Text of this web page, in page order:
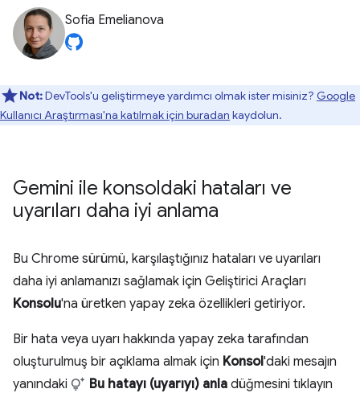
Sofia Emelianova
Not:DevTools'u geliştirmeye yardımcı olmak ister misiniz? Google
Kullanıcı Araştırması'na katılmak için buradan kaydolun.
Gemini ile konsoldaki hataları ve
uyarıları daha iyi anlama
Bu Chrome sürümü, karşılaştığınız hataları ve uyarıları
daha iyi anlamanızı sağlamak için Geliştirici Araçları
Konsolu'na üretken yapay zeka özellikleri getiriyor.
Bir hata veya uyarı hakkında yapay zeka tarafından
oluşturulmuş bir açıklama almak için Konsol'daki mesajın
yanındaki
Bu hatayı (uyarıyı) anla düğmesini tıklayın